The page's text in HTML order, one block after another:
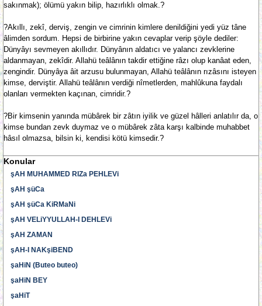
sakınmak); ölümü yakın bilip, hazırlıklı olmak.?
?Akıllı, zekî, derviş, zengin ve cimrinin kimlere denildiğini yedi yüz tâne
âlimden sordum. Hepsi de birbirine yakın cevaplar verip şöyle dediler:
Dünyâyı sevmeyen akıllıdır. Dünyânın aldatıcı ve yalancı zevklerine
aldanmayan, zekîdir. Allahü teâlânın takdir ettiğine râzı olup kanâat eden,
zengindir. Dünyâya âit arzusu bulunmayan, Allahü teâlânın rızâsını isteyen
kimse, derviştir. Allahü teâlânın verdiği nîmetlerden, mahlûkuna faydalı
olanları vermekten kaçınan, cimridir.?
?Bir kimsenin yanında mübârek bir zâtın iyilik ve güzel hâlleri anlatılır da, o
kimse bundan zevk duymaz ve o mübârek zâta karşı kalbinde muhabbet
hâsıl olmazsa, bilsin ki, kendisi kötü kimsedir.?
Konular
şAH MUHAMMED RIZa PEHLEVi
şAH şüCa
şAH şüCa KiRMaNi
şAH VELiYYULLAH-I DEHLEVi
şAH ZAMAN
şAH-I NAKşiBEND
şaHiN (Buteo buteo)
şaHiN BEY
şaHiT